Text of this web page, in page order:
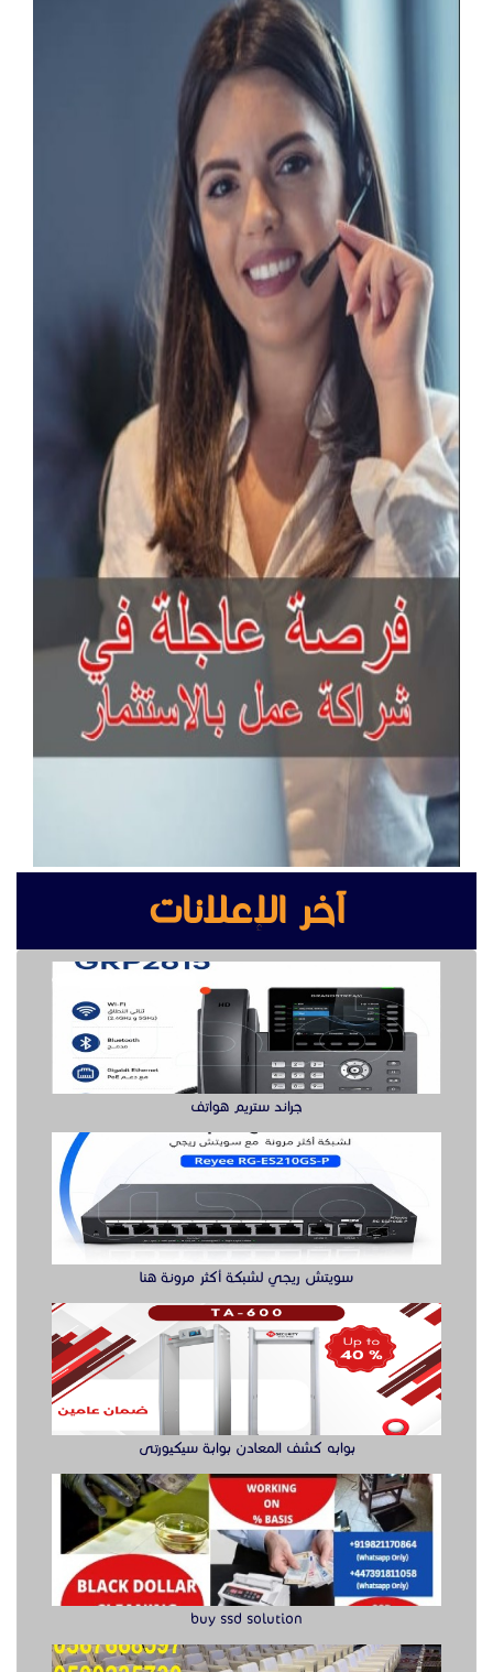
آخر الإعلانات
جراند ستريم هواتف
سويتش ريجي لشبكة أكثر مرونة هنا
بوابه كشف المعادن بوابة سيكيورتى
buy ssd solution